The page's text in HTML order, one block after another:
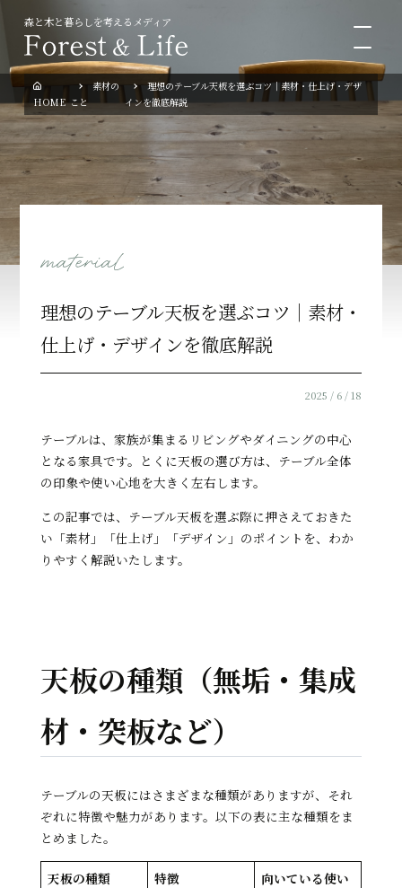
森と木と暮らしを考えるメディア
HOME
素材の
こと
理想のテーブル天板を選ぶコツ｜素材・仕上げ・デザ
インを徹底解説
理想のテーブル天板を選ぶコツ｜素材・
仕上げ・デザインを徹底解説
2025 / 6 / 18
テーブルは、家族が集まるリビングやダイニングの中心
となる家具です。とくに天板の選び方は、テーブル全体
の印象や使い心地を大きく左右します。
この記事では、テーブル天板を選ぶ際に押さえておきた
い「素材」「仕上げ」「デザイン」のポイントを、わか
りやすく解説いたします。
天板の種類（無垢・集成
材・突板など）
テーブルの天板にはさまざまな種類がありますが、それ
ぞれに特徴や魅力があります。以下の表に主な種類をま
とめました。
天板の種類 特徴
向いている使い